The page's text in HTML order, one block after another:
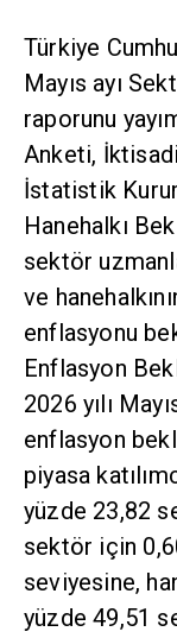
Türkiye
Mayıs ayı
raporunu
Anketi,
İstatistik
Hanehalkı
sektör
ve
enflasyonu
Enflasyon
2026 yılı
enflasyon
piyasa
yüzde 23,82
sektör için
seviyesine,
yüzde 49,51